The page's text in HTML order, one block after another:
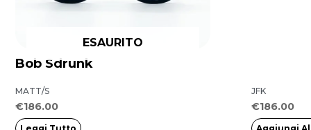
Bob Sdrunk
ESAURITO
MATT/S
€186.00
JFK
€186.00